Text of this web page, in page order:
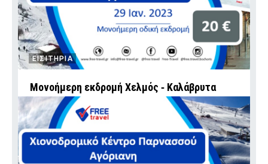
ΕΙΣΙΤΗΡΙΑ
Mονοήμερη εκδρομή Χελμός ‑ Καλάβρυτα